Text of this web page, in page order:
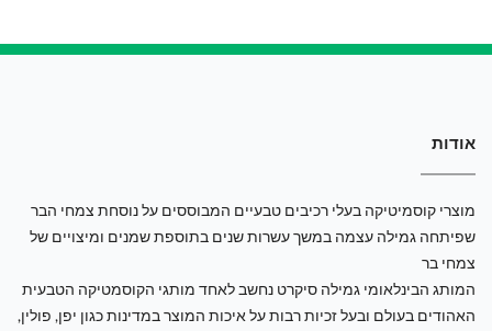
אודות
מוצרי קוסמיטיקה בעלי רכיבים טבעיים המבוססים על נוסחת צמחי הבר
שפיתחה גמילה עצמה במשך עשרות שנים בתוספת שמנים ומיצויים של
צמחי בר
המותג הבינלאומי גמילה סיקרט נחשב לאחד מותגי הקוסמטיקה הטבעית
האהודים בעולם ובעל זכיות רבות על איכות המוצר במדינות כגון יפן, פולין,